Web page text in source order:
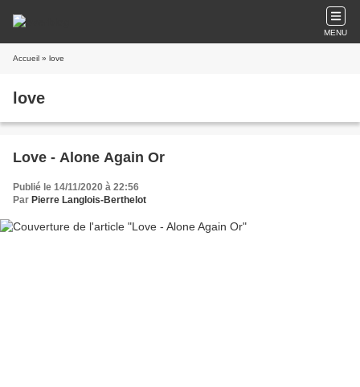
MENU
Accueil » love
love
Love - Alone Again Or
Publié le 14/11/2020 à 22:56
Par Pierre Langlois-Berthelot